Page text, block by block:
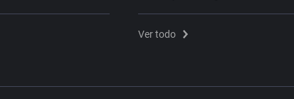
Ver todo